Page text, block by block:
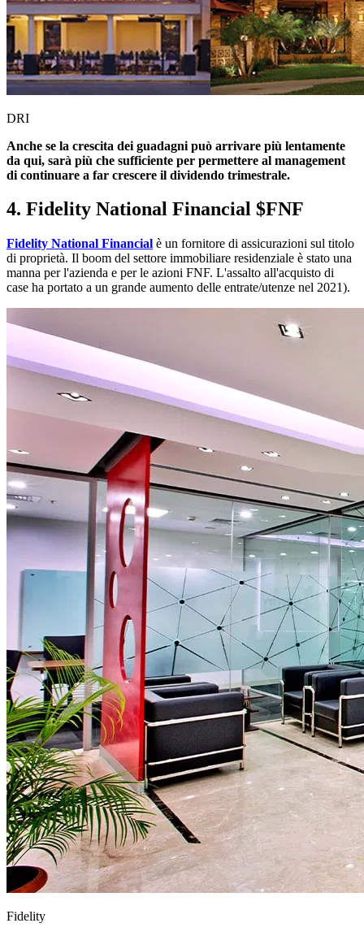
DRI
Anche se la crescita dei guadagni può arrivare più lentamente
da qui, sarà più che sufficiente per permettere al management
di continuare a far crescere il dividendo trimestrale.
4. Fidelity National Financial $FNF
Fidelity National Financial è un fornitore di assicurazioni sul titolo
di proprietà. Il boom del settore immobiliare residenziale è stato una
manna per l'azienda e per le azioni FNF. L'assalto all'acquisto di
case ha portato a un grande aumento delle entrate/utenze nel 2021).
Fidelity